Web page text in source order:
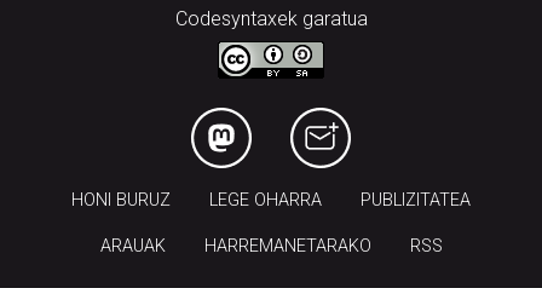
Codesyntaxek garatua
HONI BURUZ LEGE OHARRA PUBLIZITATEA
ARAUAK HARREMANETARAKO RSS